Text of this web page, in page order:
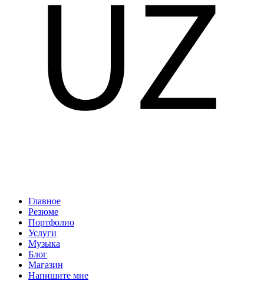
Главное
Резюме
Портфолио
Услуги
Музыка
Блог
Магазин
Напишите мне